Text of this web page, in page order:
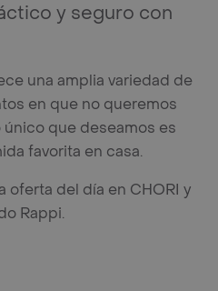
y seguro con
una amplia variedad de
en que no queremos
que deseamos es
favorita en casa.
oferta del día en CHORI y
Rappi.